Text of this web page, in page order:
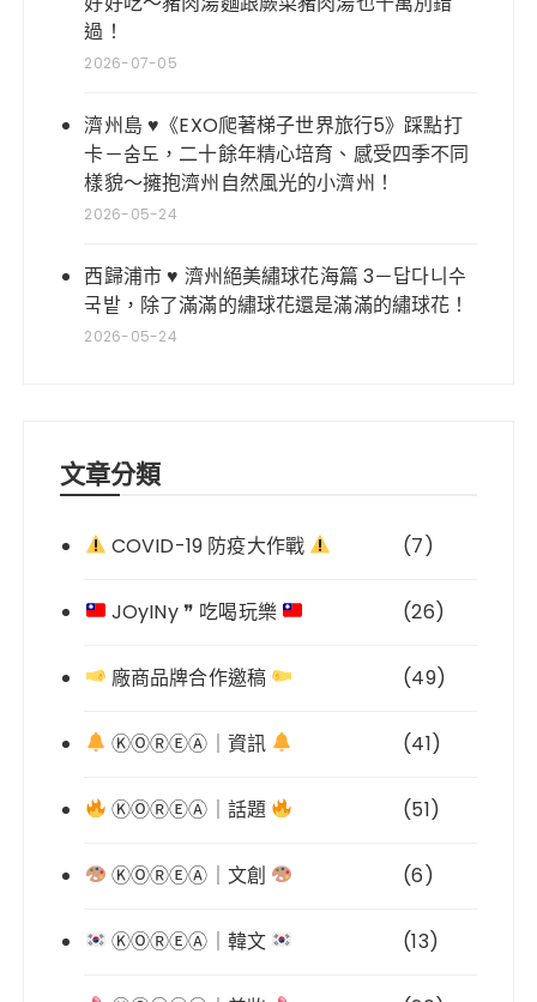
過！
2026-07-05
濟州島 ♥《EXO爬著梯子世界旅行5》踩點打
卡－숨도，二十餘年精心培育、感受四季不同
樣貌～擁抱濟州自然風光的小濟州！
2026-05-24
西歸浦市 ♥ 濟州絕美繡球花海篇 3－답다니수
국밭，除了滿滿的繡球花還是滿滿的繡球花！
2026-05-24
文章分類
COVID-19 防疫大作戰 (7)
JOyINy ❞ 吃喝玩樂 (26)
廠商品牌合作邀稿 (49)
ⓀⓄⓇⒺⒶ｜資訊 (41)
ⓀⓄⓇⒺⒶ｜話題 (51)
ⓀⓄⓇⒺⒶ｜文創 (6)
ⓀⓄⓇⒺⒶ｜韓文 (13)